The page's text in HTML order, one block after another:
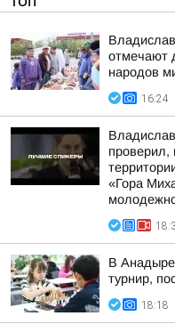
отмечают
народов
16:24
проверил,
«Гора
В
турнир,
18:18